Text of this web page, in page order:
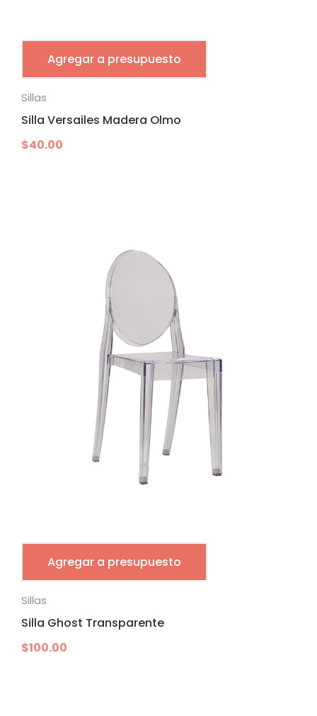
Agregar a presupuesto
Sillas
Silla Versailes Madera Olmo
$40.00
Agregar a presupuesto
Sillas
Silla Ghost Transparente
$100.00